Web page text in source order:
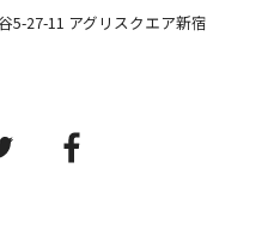
5-27-11 アグリスクエア新宿